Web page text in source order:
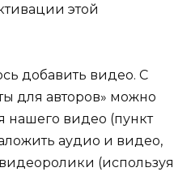
этой
добавить видео. С
для авторов» можно
нашего видео (пункт
аудио и видео,
(используя